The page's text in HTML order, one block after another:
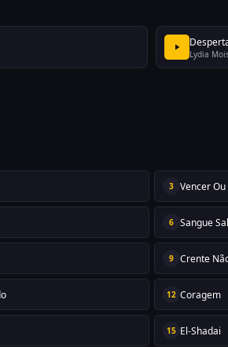
Lydia
3 Vencer
6 Sangue
9 Crente
12 Coragem
15 El-Shadai